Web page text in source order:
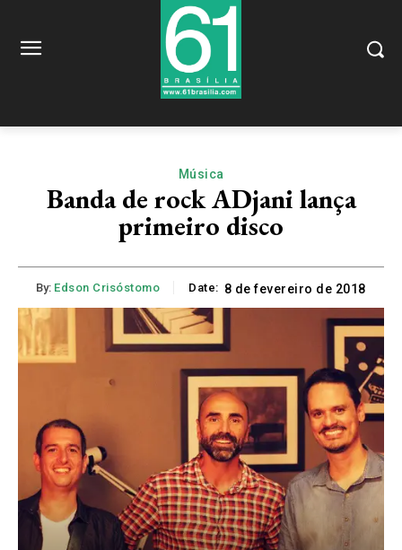
Música
Banda de rock ADjani lança
primeiro disco
By: Edson Crisóstomo Date: 8 de fevereiro de 2018